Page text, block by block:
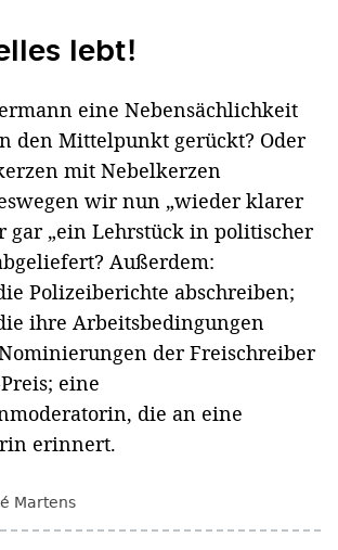
lebt!
eine Nebensächlichkeit
den Mittelpunkt gerückt? Oder
mit Nebelkerzen
wir nun „wieder klarer
gar „ein Lehrstück in politischer
Außerdem:
Polizeiberichte abschreiben;
ihre Arbeitsbedingungen
der Freischreiber
eine
die an eine
erinnert.
Martens